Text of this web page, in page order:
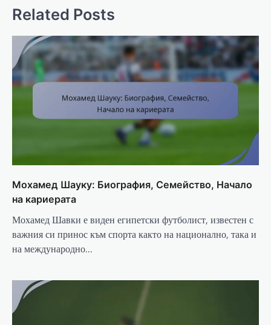
Related Posts
Мохамед Шаукy: Биография, Семейство, Начало
на кариерата
Мохамед Шавки е виден египетски футболист, известен с
важния си принос към спорта както на национално, така и
на международно…